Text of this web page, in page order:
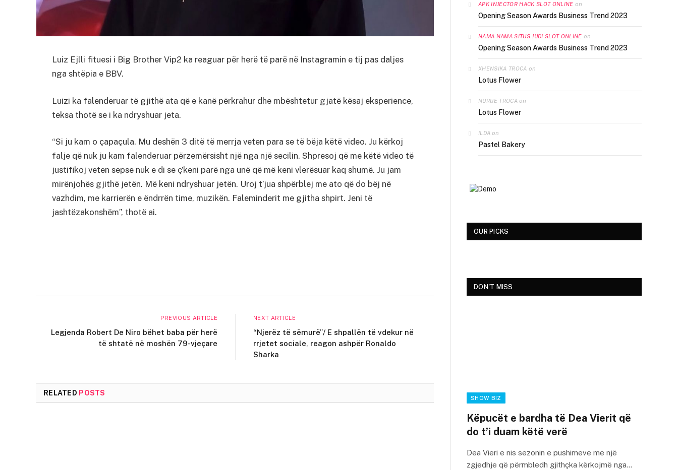
Luiz Ejlli fituesi i Big Brother Vip2 ka reaguar për herë të parë në Instagramin e tij pas daljes
nga shtëpia e BBV.
Luizi ka falenderuar të gjithë ata që e kanë përkrahur dhe mbështetur gjatë kësaj eksperience,
teksa thotë se i ka ndryshuar jeta.
“Si ju kam o çapaçula. Mu deshën 3 ditë të merrja veten para se të bëja këtë video. Ju kërkoj
falje që nuk ju kam falenderuar përzemërsisht një nga një secilin. Shpresoj që me këtë video të
justifikoj veten sepse nuk e di se ç’keni parë nga unë që më keni vlerësuar kaq shumë. Ju jam
mirënjohës gjithë jetën. Më keni ndryshuar jetën. Uroj t’jua shpërblej me ato që do bëj në
vazhdim, me karrierën e ëndrrën time, muzikën. Faleminderit me gjitha shpirt. Jeni të
jashtëzakonshëm”, thotë ai.
PREVIOUS ARTICLE
Legjenda Robert De Niro bëhet baba për herë
të shtatë në moshën 79-vjeçare
NEXT ARTICLE
“Njerëz të sëmurë”/ E shpallën të vdekur në
rrjetet sociale, reagon ashpër Ronaldo
Sharka
RELATED POSTS
APK INJECTOR HACK SLOT ONLINE on
Opening Season Awards Business Trend 2023
NAMA NAMA SITUS JUDI SLOT ONLINE on
Opening Season Awards Business Trend 2023
XHENSIKA TROCA on
Lotus Flower
NURIJE TROCAon
Lotus Flower
ILDA on
Pastel Bakery
OUR PICKS
DON'T MISS
SHOW BIZ
Këpucët e bardha të Dea Vierit që
do t’i duam këtë verë
Dea Vieri e nis sezonin e pushimeve me një
zgjedhje që përmbledh gjithçka kërkojmë nga…